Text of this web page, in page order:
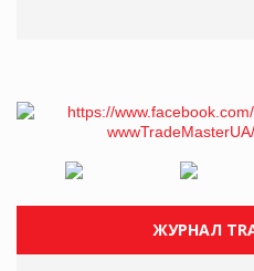
ЖУРНАЛ